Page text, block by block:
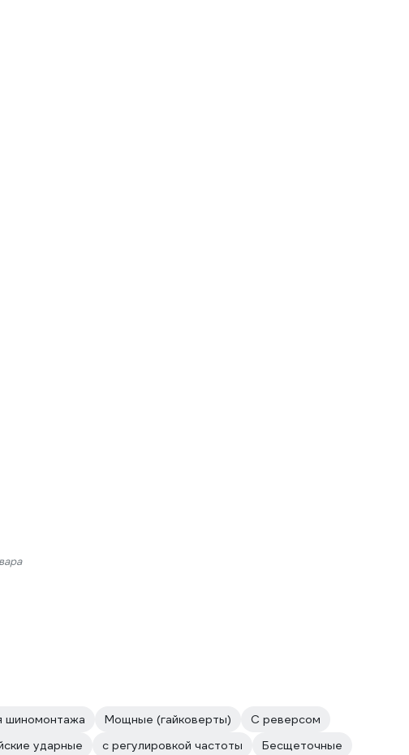
шиномонтажа Мощные (гайковерты)
С реверсом
ударные с регулировкой частоты Бесщеточные